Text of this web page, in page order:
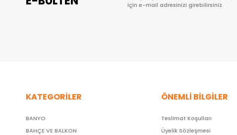
için e-mail adresinizi girebilirsiniz.
KATEGORİLER
BANYO
BAHÇE VE BALKON
ÖNEMLİ BİLGİLER
Teslimat Koşulları
Üyelik Sözleşmesi